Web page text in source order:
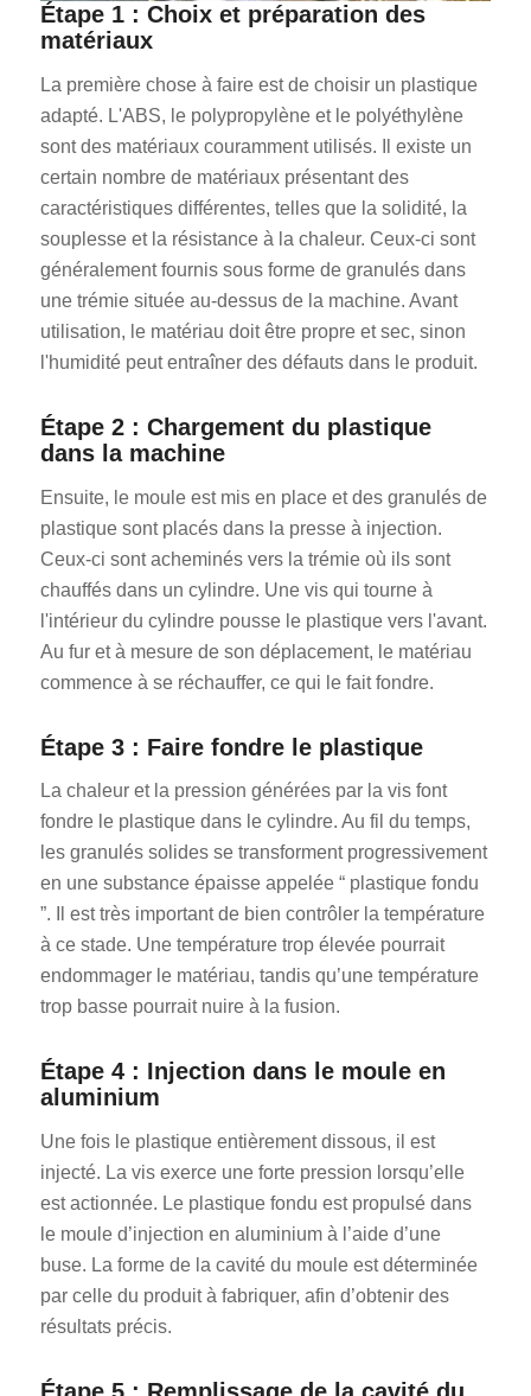
Étape 1 : Choix et préparation des
matériaux
La première chose à faire est de choisir un plastique
adapté. L'ABS, le polypropylène et le polyéthylène
sont des matériaux couramment utilisés. Il existe un
certain nombre de matériaux présentant des
caractéristiques différentes, telles que la solidité, la
souplesse et la résistance à la chaleur. Ceux-ci sont
généralement fournis sous forme de granulés dans
une trémie située au-dessus de la machine. Avant
utilisation, le matériau doit être propre et sec, sinon
l'humidité peut entraîner des défauts dans le produit.
Étape 2 : Chargement du plastique
dans la machine
Ensuite, le moule est mis en place et des granulés de
plastique sont placés dans la presse à injection.
Ceux-ci sont acheminés vers la trémie où ils sont
chauffés dans un cylindre. Une vis qui tourne à
l'intérieur du cylindre pousse le plastique vers l'avant.
Au fur et à mesure de son déplacement, le matériau
commence à se réchauffer, ce qui le fait fondre.
Étape 3 : Faire fondre le plastique
La chaleur et la pression générées par la vis font
fondre le plastique dans le cylindre. Au fil du temps,
les granulés solides se transforment progressivement
en une substance épaisse appelée “ plastique fondu
”. Il est très important de bien contrôler la température
à ce stade. Une température trop élevée pourrait
endommager le matériau, tandis qu’une température
trop basse pourrait nuire à la fusion.
Étape 4 : Injection dans le moule en
aluminium
Une fois le plastique entièrement dissous, il est
injecté. La vis exerce une forte pression lorsqu’elle
est actionnée. Le plastique fondu est propulsé dans
le moule d’injection en aluminium à l’aide d’une
buse. La forme de la cavité du moule est déterminée
par celle du produit à fabriquer, afin d’obtenir des
résultats précis.